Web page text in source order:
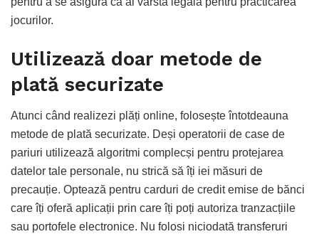
jocurilor.
Utilizează doar metode de
plată securizate
Atunci când realizezi plăți online, folosește întotdeauna
metode de plată securizate. Deși operatorii de case de
pariuri utilizează algoritmi complecși pentru protejarea
datelor tale personale, nu strică să îți iei măsuri de
precauție. Optează pentru carduri de credit emise de bănci
care îți oferă aplicații prin care îți poți autoriza tranzacțiile
sau portofele electronice. Nu folosi niciodată transferuri